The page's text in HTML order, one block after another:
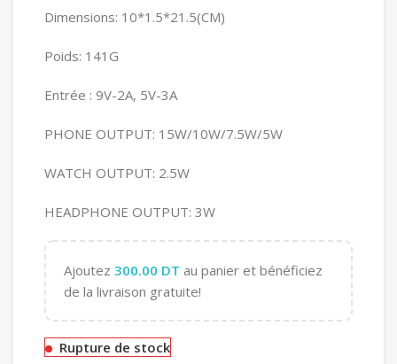
Dimensions: 10*1.5*21.5(CM)
Poids: 141G
Entrée : 9V-2A, 5V-3A
PHONE OUTPUT: 15W/10W/7.5W/5W
WATCH OUTPUT: 2.5W
HEADPHONE OUTPUT: 3W
Ajoutez 300.00 DT au panier et bénéficiez
de la livraison gratuite!
Rupture de stock